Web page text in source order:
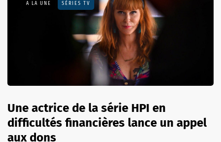
A LA UNE SÉRIES TV
Une actrice de la série HPI en
difficultés financières lance un appel
aux dons